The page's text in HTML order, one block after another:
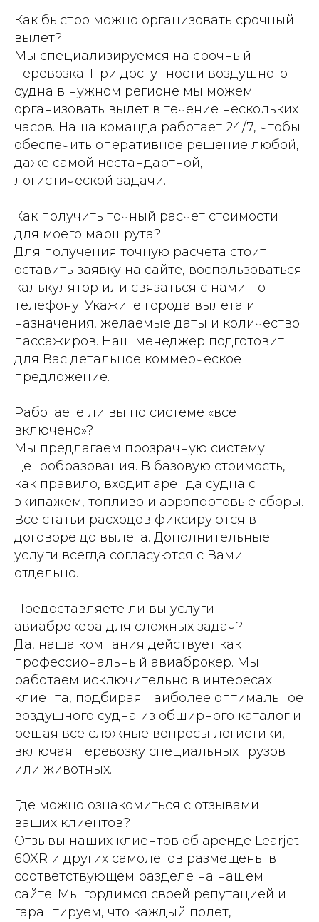
Как быстро можно организовать срочный
вылет?
Мы специализируемся на срочный
перевозка. При доступности воздушного
судна в нужном регионе мы можем
организовать вылет в течение нескольких
часов. Наша команда работает 24/7, чтобы
обеспечить оперативное решение любой,
даже самой нестандартной,
логистической задачи.
Как получить точный расчет стоимости
для моего маршрута?
Для получения точную расчета стоит
оставить заявку на сайте, воспользоваться
калькулятор или связаться с нами по
телефону. Укажите города вылета и
назначения, желаемые даты и количество
пассажиров. Наш менеджер подготовит
для Вас детальное коммерческое
предложение.
Работаете ли вы по системе «все
включено»?
Мы предлагаем прозрачную систему
ценообразования. В базовую стоимость,
как правило, входит аренда судна с
экипажем, топливо и аэропортовые сборы.
Все статьи расходов фиксируются в
договоре до вылета. Дополнительные
услуги всегда согласуются с Вами
отдельно.
Предоставляете ли вы услуги
авиаброкера для сложных задач?
Да, наша компания действует как
профессиональный авиаброкер. Мы
работаем исключительно в интересах
клиента, подбирая наиболее оптимальное
воздушного судна из обширного каталог и
решая все сложные вопросы логистики,
включая перевозку специальных грузов
или животных.
Где можно ознакомиться с отзывами
ваших клиентов?
Отзывы наших клиентов об аренде Learjet
60XR и других самолетов размещены в
соответствующем разделе на нашем
сайте. Мы гордимся своей репутацией и
гарантируем, что каждый полет,